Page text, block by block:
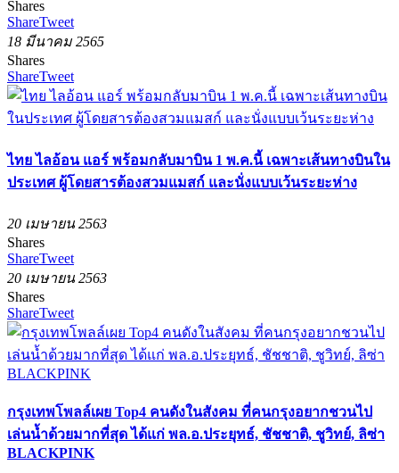
Shares
ShareTweet
18 มีนาคม 2565
Shares
ShareTweet
ไทย ไลอ้อน แอร์ พร้อมกลับมาบิน 1 พ.ค.นี้ เฉพาะเส้นทางบินใน
ประเทศ ผู้โดยสารต้องสวมแมสก์ และนั่งแบบเว้นระยะห่าง
20 เมษายน 2563
Shares
ShareTweet
20 เมษายน 2563
Shares
ShareTweet
กรุงเทพโพลล์เผย Top4 คนดังในสังคม ที่คนกรุงอยากชวนไป
เล่นน้ำด้วยมากที่สุด ได้แก่ พล.อ.ประยุทธ์, ชัชชาติ, ชูวิทย์, ลิซ่า
BLACKPINK